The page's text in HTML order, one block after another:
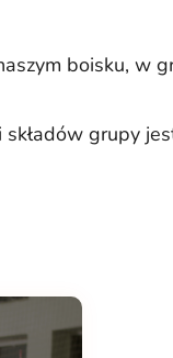
boisku, w
grupy